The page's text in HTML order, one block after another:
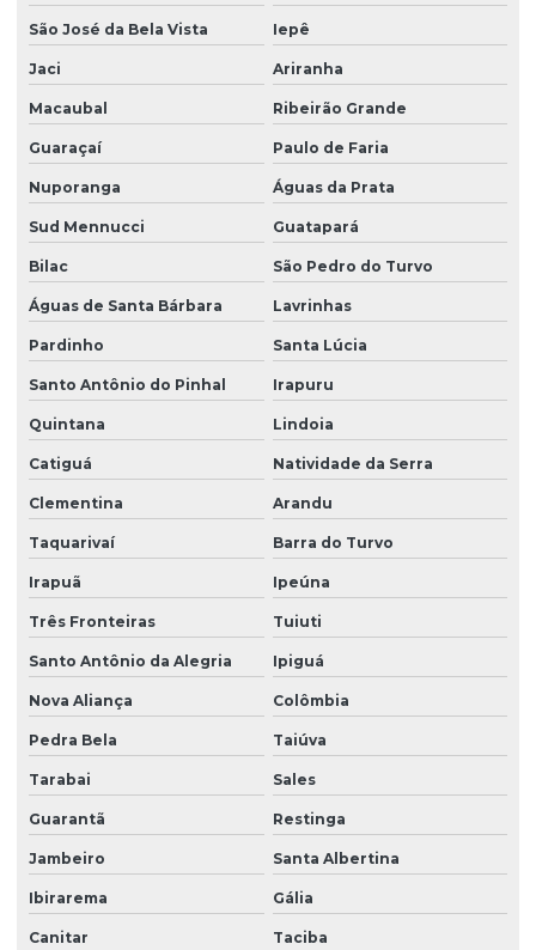
São José da Bela Vista Iepê
Jaci Ariranha
Macaubal Ribeirão Grande
Guaraçaí Paulo de Faria
Nuporanga Águas da Prata
Sud Mennucci Guatapará
Bilac São Pedro do Turvo
Águas de Santa Bárbara Lavrinhas
Pardinho Santa Lúcia
Santo Antônio do Pinhal Irapuru
Quintana Lindoia
Catiguá Natividade da Serra
Clementina Arandu
Taquarivaí Barra do Turvo
Irapuã Ipeúna
Três Fronteiras Tuiuti
Santo Antônio da Alegria Ipiguá
Nova Aliança Colômbia
Pedra Bela Taiúva
Tarabai Sales
Guarantã Restinga
Jambeiro Santa Albertina
Ibirarema Gália
Canitar Taciba